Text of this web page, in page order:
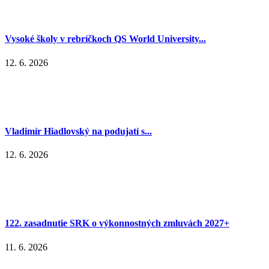
Vysoké školy v rebríčkoch QS World University...
12. 6. 2026
Vladimír Hiadlovský na podujatí s...
12. 6. 2026
122. zasadnutie SRK o výkonnostných zmluvách 2027+
11. 6. 2026